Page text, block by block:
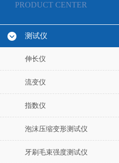
PRODUCT CENTER
测试仪
伸长仪
流变仪
指数仪
泡沫压缩变形测试仪
牙刷毛束强度测试仪